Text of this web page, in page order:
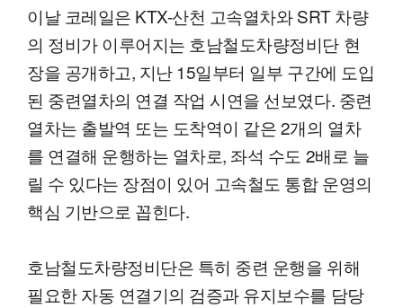
이날 코레일은 KTX-산천 고속열차와 SRT 차량
의 정비가 이루어지는 호남철도차량정비단 현
장을 공개하고, 지난 15일부터 일부 구간에 도입
된 중련열차의 연결 작업 시연을 선보였다. 중련
열차는 출발역 또는 도착역이 같은 2개의 열차
를 연결해 운행하는 열차로, 좌석 수도 2배로 늘
릴 수 있다는 장점이 있어 고속철도 통합 운영의
핵심 기반으로 꼽힌다.
호남철도차량정비단은 특히 중련 운행을 위해
필요한 자동 연결기의 검증과 유지보수를 담당